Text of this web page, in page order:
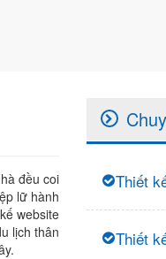
đều coi
lữ hành
website
lịch thân
Thiết
Thiết